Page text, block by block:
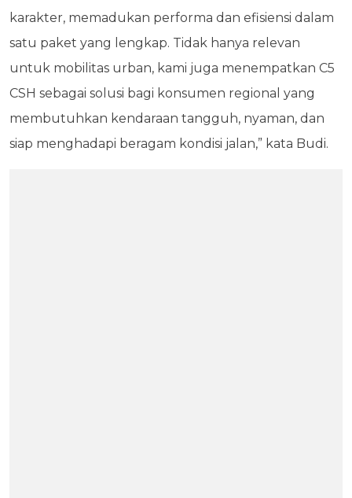
karakter, memadukan performa dan efisiensi dalam
satu paket yang lengkap. Tidak hanya relevan
untuk mobilitas urban, kami juga menempatkan C5
CSH sebagai solusi bagi konsumen regional yang
membutuhkan kendaraan tangguh, nyaman, dan
siap menghadapi beragam kondisi jalan,” kata Budi.